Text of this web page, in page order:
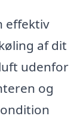
effektiv
af dit
udenfor
og